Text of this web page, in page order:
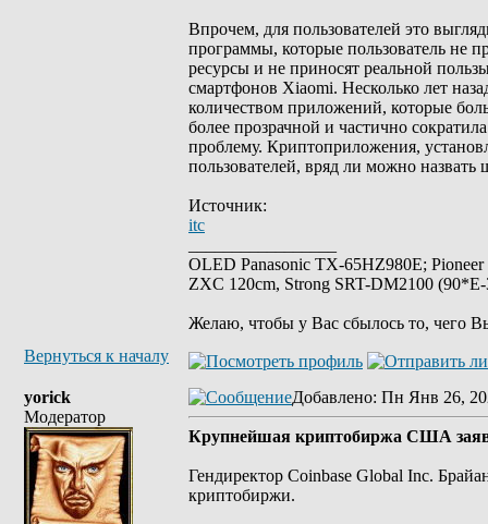
Впрочем, для пользователей это
программы, которые пользователь не
ресурсы и не приносят реальной
смартфонов Xiaomi. Несколько лет
количеством приложений, которые
более прозрачной и частично
проблему. Криптоприложения,
пользователей, вряд ли можно назвать
Источник:
itc
OLED Panasonic TX-65HZ980E;
ZXC 120cm, Strong SRT-DM2100
Желаю, чтобы у Вас сбылось то, чего
Вернуться к началу
yorick
Модератор
Добавлено: Пн Янв 26,
Крупнейшая криптобиржа США
Гендиректор Coinbase Global Inc.
криптобиржи.